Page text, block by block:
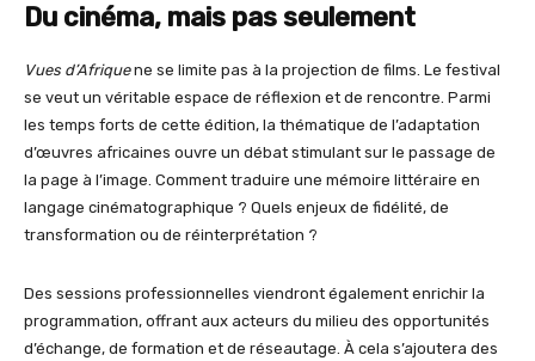
Du cinéma, mais pas seulement
Vues d’Afriquene se limite pas à la projection de films. Le festival
se veut un véritable espace de réflexion et de rencontre. Parmi
les temps forts de cette édition, la thématique de l’adaptation
d’œuvres africaines ouvre un débat stimulant sur le passage de
la page à l’image. Comment traduire une mémoire littéraire en
langage cinématographique ? Quels enjeux de fidélité, de
transformation ou de réinterprétation ?
Des sessions professionnelles viendront également enrichir la
programmation, offrant aux acteurs du milieu des opportunités
d’échange, de formation et de réseautage. À cela s’ajoutera des